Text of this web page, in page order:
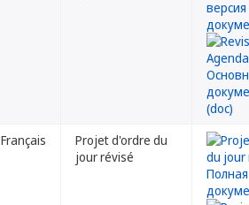
Français
Projet d'ordre du
jour révisé